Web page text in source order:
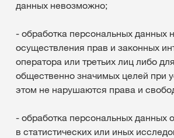
данных невозможно;
- обработка персональных данных
осуществления прав и законных
оператора или третьих лиц либо
общественно значимых целей при
этом не нарушаются права и
- обработка персональных данных
в статистических или иных